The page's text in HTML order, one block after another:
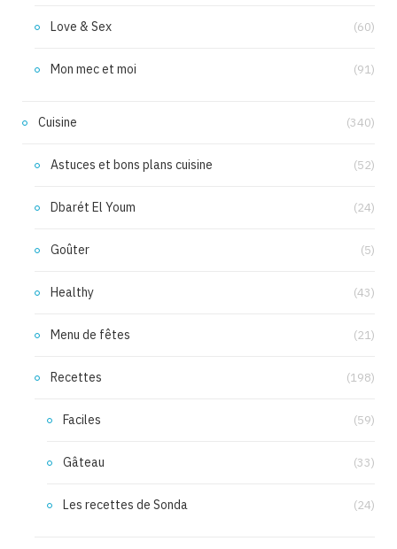
Love & Sex (60)
Mon mec et moi (91)
Cuisine (340)
Astuces et bons plans cuisine (52)
Dbarét El Youm (24)
Goûter (5)
Healthy (43)
Menu de fêtes (21)
Recettes (198)
Faciles (59)
Gâteau (33)
Les recettes de Sonda (24)